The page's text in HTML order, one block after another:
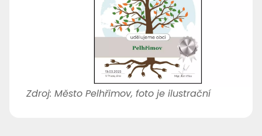
Zdroj: Město Pelhřimov, foto je ilustrační